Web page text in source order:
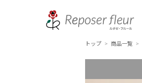
トップ > 商品一覧 >